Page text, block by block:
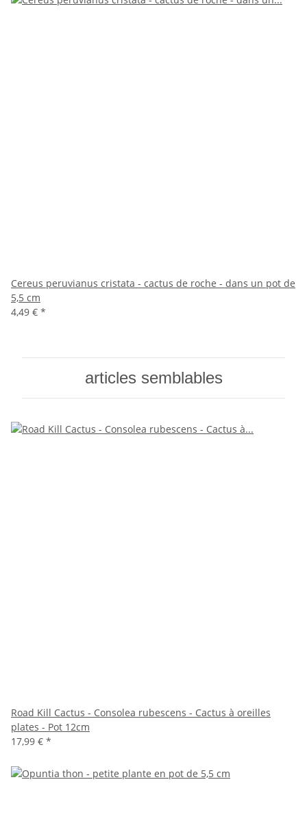
Cereus peruvianus cristata - cactus de roche - dans un pot de
5,5 cm
4,49 € *
articles semblables
Road Kill Cactus - Consolea rubescens - Cactus à oreilles
plates - Pot 12cm
17,99 € *